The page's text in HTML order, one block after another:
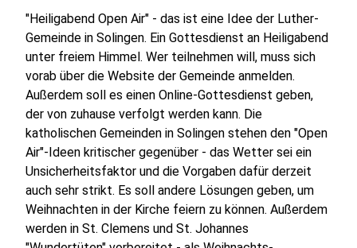
"Heiligabend Open Air" - das ist eine Idee der Luther-
Gemeinde in Solingen. Ein Gottesdienst an Heiligabend
unter freiem Himmel. Wer teilnehmen will, muss sich
vorab über die Website der Gemeinde anmelden.
Außerdem soll es einen Online-Gottesdienst geben,
der von zuhause verfolgt werden kann. Die
katholischen Gemeinden in Solingen stehen den "Open
Air"-Ideen kritischer gegenüber - das Wetter sei ein
Unsicherheitsfaktor und die Vorgaben dafür derzeit
auch sehr strikt. Es soll andere Lösungen geben, um
Weihnachten in der Kirche feiern zu können. Außerdem
werden in St. Clemens und St. Johannes